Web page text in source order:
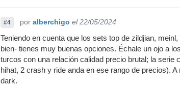
#4 por alberchigo el 22/05/2024
Teniendo en cuenta que los sets top de zildjian,
bien- tienes muy buenas opciones. Échale un ojo a
turcos con una relación calidad precio brutal; la
hihat, 2 crash y ride anda en ese rango de precios).
dark.